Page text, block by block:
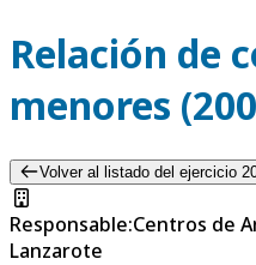
Relación de
menores
Volver al listado del ejercicio
Responsable:Centros de
Lanzarote